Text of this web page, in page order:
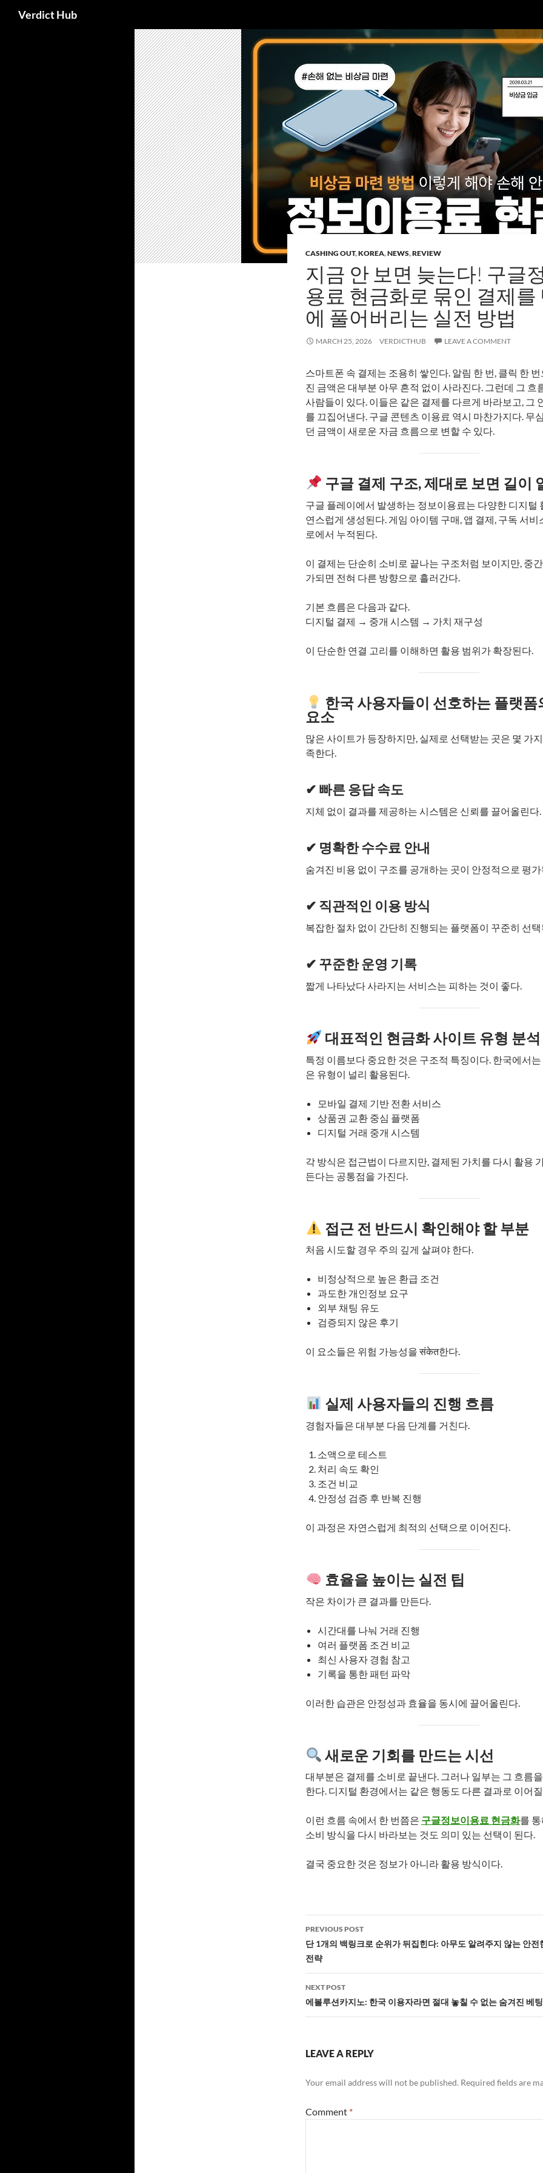
Verdict Hub
CASHING OUT,KOREA,NEWS,REVIEW
지금 안 보면 늦는다! 구글
용료 현금화로 묶인 결제를
에 풀어버리는 실전 방법
MARCH 25, 2026 VERDICTHUB LEAVE A COMMENT
스마트폰 속 결제는 조용히 쌓인다. 알림 한 번, 클릭 한
진 금액은 대부분 아무 흔적 없이 사라진다. 그런데 그 흐
사람들이 있다. 이들은 같은 결제를 다르게 바라보고, 그
를 끄집어낸다. 구글 콘텐츠 이용료 역시 마찬가지다. 무
던 금액이 새로운 자금 흐름으로 변할 수 있다.
구글 결제 구조, 제대로 보면 길이
구글 플레이에서 발생하는 정보이용료는 다양한 디지털
연스럽게 생성된다. 게임 아이템 구매, 앱 결제, 구독 서비
로에서 누적된다.
이 결제는 단순히 소비로 끝나는 구조처럼 보이지만, 중
가되면 전혀 다른 방향으로 흘러간다.
기본 흐름은 다음과 같다.
디지털 결제 → 중개 시스템 → 가치 재구성
이 단순한 연결 고리를 이해하면 활용 범위가 확장된다.
한국 사용자들이 선호하는 플랫폼
요소
많은 사이트가 등장하지만, 실제로 선택받는 곳은 몇 가
족한다.
✔ 빠른 응답 속도
지체 없이 결과를 제공하는 시스템은 신뢰를 끌어올린다.
✔ 명확한 수수료 안내
숨겨진 비용 없이 구조를 공개하는 곳이 안정적으로 평
✔ 직관적인 이용 방식
복잡한 절차 없이 간단히 진행되는 플랫폼이 꾸준히 선
✔ 꾸준한 운영 기록
짧게 나타났다 사라지는 서비스는 피하는 것이 좋다.
대표적인 현금화 사이트 유형 분석
특정 이름보다 중요한 것은 구조적 특징이다. 한국에서
은 유형이 널리 활용된다.
모바일 결제 기반 전환 서비스
상품권 교환 중심 플랫폼
디지털 거래 중개 시스템
각 방식은 접근법이 다르지만, 결제된 가치를 다시 활용
든다는 공통점을 가진다.
접근 전 반드시 확인해야 할 부분
처음 시도할 경우 주의 깊게 살펴야 한다.
비정상적으로 높은 환급 조건
과도한 개인정보 요구
외부 채팅 유도
검증되지 않은 후기
이 요소들은 위험 가능성을 संकेत한다.
실제 사용자들의 진행 흐름
경험자들은 대부분 다음 단계를 거친다.
소액으로 테스트
처리 속도 확인
조건 비교
안정성 검증 후 반복 진행
이 과정은 자연스럽게 최적의 선택으로 이어진다.
효율을 높이는 실전 팁
작은 차이가 큰 결과를 만든다.
시간대를 나눠 거래 진행
여러 플랫폼 조건 비교
최신 사용자 경험 참고
기록을 통한 패턴 파악
이러한 습관은 안정성과 효율을 동시에 끌어올린다.
새로운 기회를 만드는 시선
대부분은 결제를 소비로 끝낸다. 그러나 일부는 그 흐름
한다. 디지털 환경에서는 같은 행동도 다른 결과로 이어
이런 흐름 속에서 한 번쯤은 구글정보이용료 현금화를
소비 방식을 다시 바라보는 것도 의미 있는 선택이 된다.
결국 중요한 것은 정보가 아니라 활용 방식이다.
Post
navigation
PREVIOUS POST
단 1개의 백링크로 순위가 뒤집힌다: 아무도 알려주지 않는 안전
전략
NEXT POST
에볼루션카지노: 한국 이용자라면 절대 놓칠 수 없는 숨겨진 베
LEAVE A REPLY
Your email address will not be published. Required fields are
Comment *